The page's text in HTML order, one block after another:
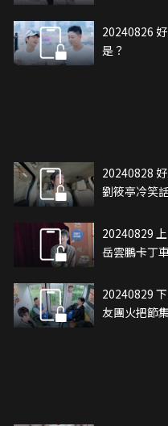
20240826 好友電臺： 蘸醬團最有鬼點子的人
是？
20240828 好友攻略：龐博趙小棠走15米老鼠膠
劉筱亭冷笑
20240829 上：好友團過15米老鼠膠被粘掉襪子
岳雲鵬卡丁
20240829 下：岳雲鵬為與柳巖重逢準備驚喜 好
友團火把節